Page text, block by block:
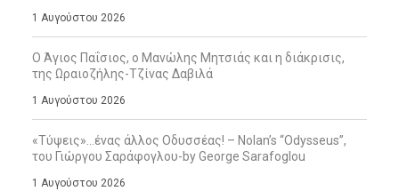
1 Αυγούστου 2026
Ο Άγιος Παΐσιος, ο Μανώλης Μητσιάς και η διάκρισις,
της Ωραιοζήλης-Τζίνας Δαβιλά
1 Αυγούστου 2026
«Τύψεις»…ένας άλλος Οδυσσέας! – Nolan’s “Odysseus”,
του Γιώργου Σαράφογλου-by George Sarafoglou
1 Αυγούστου 2026